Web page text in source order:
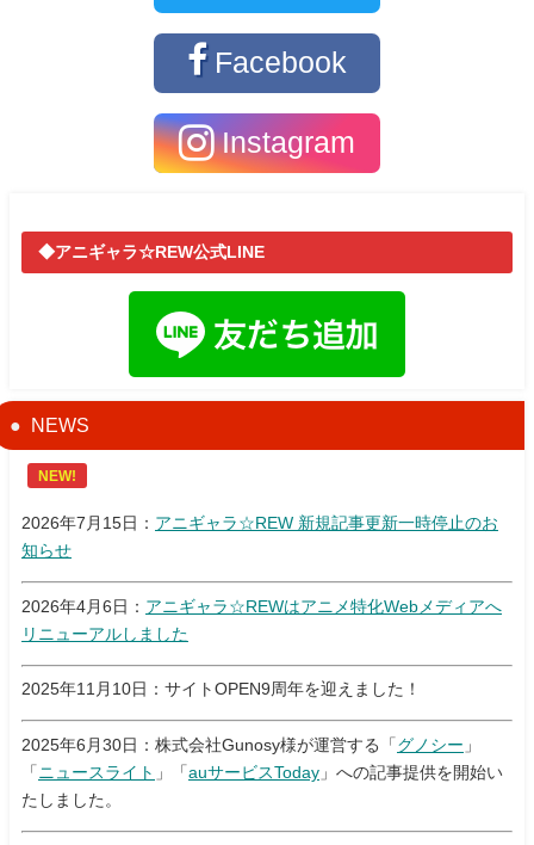
Facebook
Instagram
◆アニギャラ☆REW公式LINE
NEWS
NEW!
2026年7月15日： アニギャラ☆REW 新規記事更新一時停止のお
知らせ
2026年4月6日： アニギャラ☆REWはアニメ特化Webメディアへ
リニューアルしました
2025年11月10日：サイトOPEN9周年を迎えました！
2025年6月30日：株式会社Gunosy様が運営する「 グノシー 」
「 ニュースライト 」「auサービスToday 」への記事提供を開始い
たしました。